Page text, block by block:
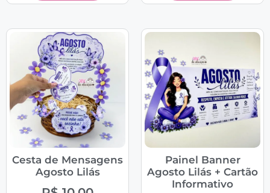
Cesta de Mensagens
Agosto Lilás
Painel Banner
Agosto Lilás + Cartão
Informativo